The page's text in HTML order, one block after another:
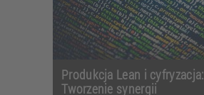
Produkcja Lean i cyfryzacja:
Tworzenie synergii